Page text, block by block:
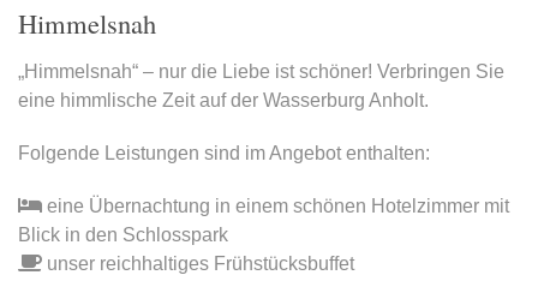
Himmelsnah
„Himmelsnah“ – nur die Liebe ist schöner! Verbringen Sie
eine himmlische Zeit auf der Wasserburg Anholt.
Folgende Leistungen sind im Angebot enthalten:
eine Übernachtung in einem schönen Hotelzimmer mit
Blick in den Schlosspark
unser reichhaltiges Frühstücksbuffet